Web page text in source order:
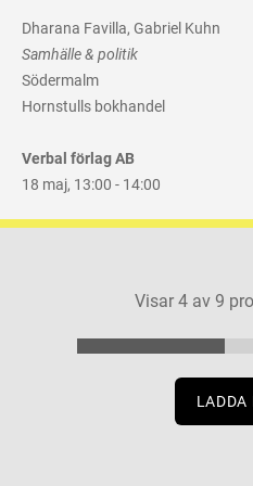
Dharana Favilla Gabriel Kuhn
Samhälle & politik
Södermalm
Hornstulls bokhandel
Verbal förlag AB
18 maj, 13:00 - 14:00
Visar 4 av 9
LADDA